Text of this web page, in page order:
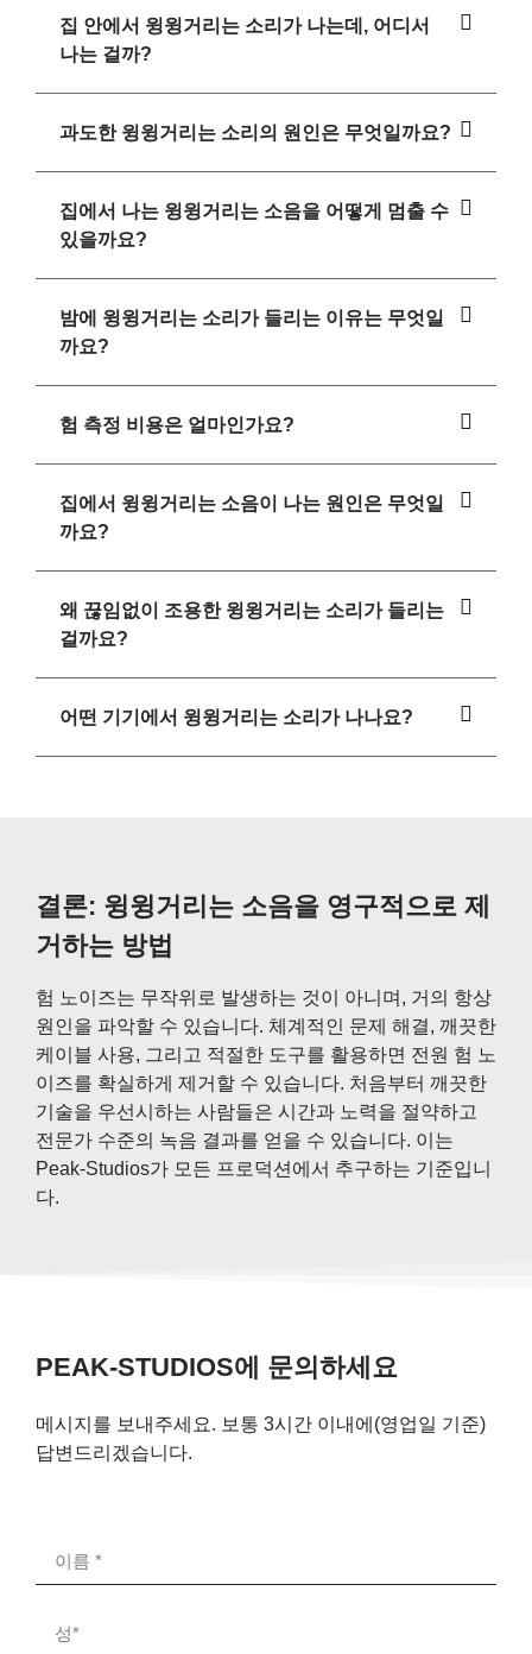
집 안에서 윙윙거리는 소리가 나는데, 어디서
나는 걸까?
과도한 윙윙거리는 소리의 원인은 무엇일까요?
집에서 나는 윙윙거리는 소음을 어떻게 멈출 수
있을까요?
밤에 윙윙거리는 소리가 들리는 이유는 무엇일
까요?
험 측정 비용은 얼마인가요?
집에서 윙윙거리는 소음이 나는 원인은 무엇일
까요?
왜 끊임없이 조용한 윙윙거리는 소리가 들리는
걸까요?
어떤 기기에서 윙윙거리는 소리가 나나요?
결론: 윙윙거리는 소음을 영구적으로 제
거하는 방법
험 노이즈는 무작위로 발생하는 것이 아니며, 거의 항상
원인을 파악할 수 있습니다. 체계적인 문제 해결, 깨끗한
케이블 사용, 그리고 적절한 도구를 활용하면 전원 험 노
이즈를 확실하게 제거할 수 있습니다. 처음부터 깨끗한
기술을 우선시하는 사람들은 시간과 노력을 절약하고
전문가 수준의 녹음 결과를 얻을 수 있습니다. 이는
Peak-Studios가 모든 프로덕션에서 추구하는 기준입니
다.
PEAK-STUDIOS에 문의하세요
메시지를 보내주세요. 보통 3시간 이내에(영업일 기준)
답변드리겠습니다.